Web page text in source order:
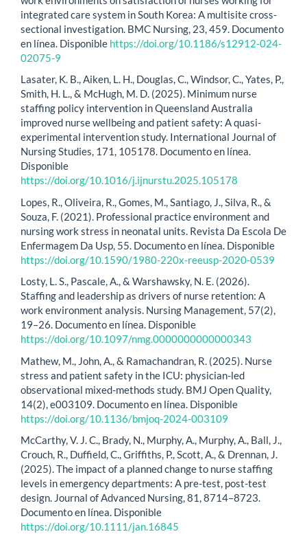
integrated care system in South Korea: A multisite cross-
sectional investigation. BMC Nursing, 23, 459. Documento
en línea. Disponible https://doi.org/10.1186/s12912-024-
02075-9
Lasater, K. B., Aiken, L. H., Douglas, C., Windsor, C., Yates, P.,
Smith, H. L., & McHugh, M. D. (2025). Minimum nurse
staffing policy intervention in Queensland Australia
improved nurse wellbeing and patient safety: A quasi-
experimental intervention study. International Journal of
Nursing Studies, 171, 105178. Documento en línea.
Disponible
https://doi.org/10.1016/j.ijnurstu.2025.105178
Lopes, R., Oliveira, R., Gomes, M., Santiago, J., Silva, R., &
Souza, F. (2021). Professional practice environment and
nursing work stress in neonatal units. Revista Da Escola De
Enfermagem Da Usp, 55. Documento en línea. Disponible
https://doi.org/10.1590/1980-220x-reeusp-2020-0539
Losty, L. S., Pascale, A., & Warshawsky, N. E. (2026).
Staffing and leadership as drivers of nurse retention: A
work environment analysis. Nursing Management, 57(2),
19–26. Documento en línea. Disponible
https://doi.org/10.1097/nmg.0000000000000343
Mathew, M., John, A., & Ramachandran, R. (2025). Nurse
stress and patient safety in the ICU: physician-led
observational mixed-methods study. BMJ Open Quality,
14(2), e003109. Documento en línea. Disponible
https://doi.org/10.1136/bmjoq-2024-003109
McCarthy, V. J. C., Brady, N., Murphy, A., Murphy, A., Ball, J.,
Crouch, R., Duffield, C., Griffiths, P., Scott, A., & Drennan, J.
(2025). The impact of a planned change to nurse staffing
levels in emergency departments: A pre-test, post-test
design. Journal of Advanced Nursing, 81, 8714–8723.
Documento en línea. Disponible
https://doi.org/10.1111/jan.16845